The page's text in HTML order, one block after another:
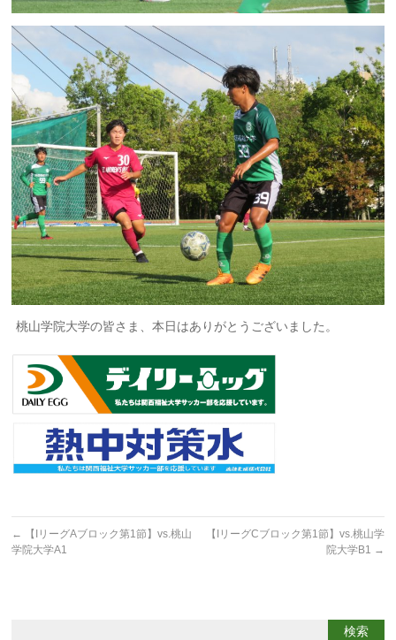
桃山学院大学の皆さま、本日はありがとうございました。
←
【IリーグAブロック第1節】vs.桃山
学院大学A1
【IリーグCブロック第1節】vs.桃山学
院大学B1 →